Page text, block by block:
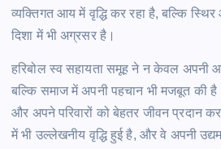
व्यक्तिगत आय में वृद्धि कर रहा है, बल्कि
दिशा में भी अग्रसर है।
हरिबोल स्व सहायता समूह ने न केवल अपनी
बल्कि समाज में अपनी पहचान भी मजबूत की
और अपने परिवारों को बेहतर जीवन प्रदान
में भी उल्लेखनीय वृद्धि हुई है, और वे अपनी